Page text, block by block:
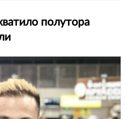
полутора